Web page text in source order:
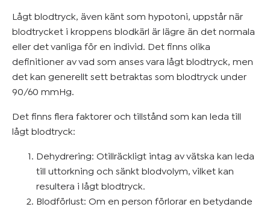
Lågt blodtryck, även känt som hypotoni, uppstår när
blodtrycket i kroppens blodkärl är lägre än det normala
eller det vanliga för en individ. Det finns olika
definitioner av vad som anses vara lågt blodtryck, men
det kan generellt sett betraktas som blodtryck under
90/60 mmHg.
Det finns flera faktorer och tillstånd som kan leda till
lågt blodtryck:
Dehydrering: Otillräckligt intag av vätska kan leda
till uttorkning och sänkt blodvolym, vilket kan
resultera i lågt blodtryck.
Blodförlust: Om en person förlorar en betydande